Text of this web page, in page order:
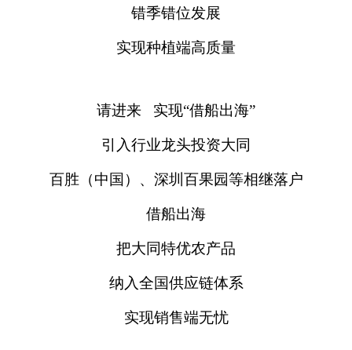
错季错位发展
实现种植端高质量
请进来 实现“借船出海”
引入行业龙头投资大同
百胜（中国）、深圳百果园等相继落户
借船出海
把大同特优农产品
纳入全国供应链体系
实现销售端无忧